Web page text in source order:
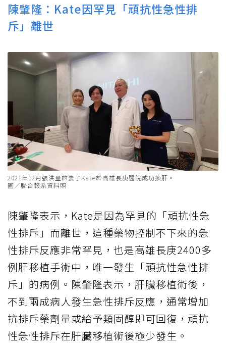
陳肇隆：Kate因罕見「頑抗性急性排
斥」離世
2021年12月張洪量的妻子Kate於高雄長庚醫院成功換肝。
圖／聯合報系資料照
陳肇隆表示，Kate是因為罕見的「頑抗性急
性排斥」而離世，這種藥物控制不下來的急
性排斥反應非常罕見，也是高雄長庚2400多
例肝移植手術中，唯一發生「頑抗性急性排
斥」的病例。陳肇隆表示，肝臟移植術後，
不到兩成病人發生急性排斥反應，通常增加
抗排斥藥劑量或給予類固醇即可回復，頑抗
性急性排斥在肝臟移植術後極少發生。